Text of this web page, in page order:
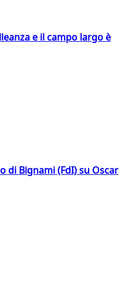
e il campo largo è
di Bignami (FdI) su Oscar